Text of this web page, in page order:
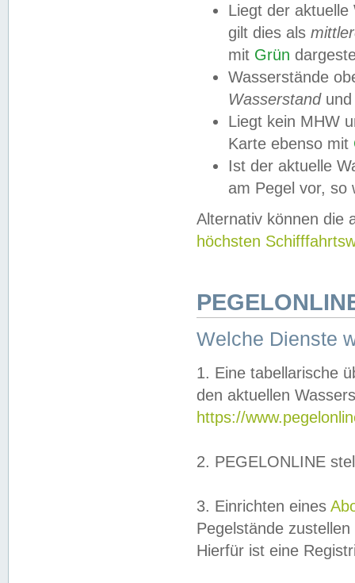
Liegt der
gilt dies als
mit Grün
Wasserstände
Wasserstandund
Liegt kein MHW
Karte ebenso mit
Ist der aktuelle
am Pegel vor,
Alternativ können die
höchsten
Welche Dienste
1. Eine tabellarische
den aktuellen
https://
2. PEGELONLINE
3. Einrichten eines
Pegelstände
Hierfür ist eine